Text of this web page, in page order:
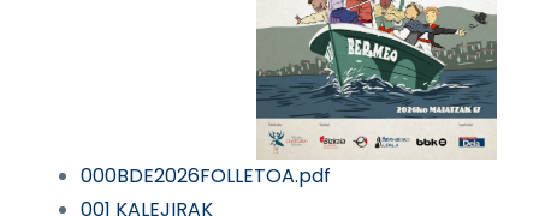
000BDE2026FOLLETOA.pdf
001 KALEJIRAK